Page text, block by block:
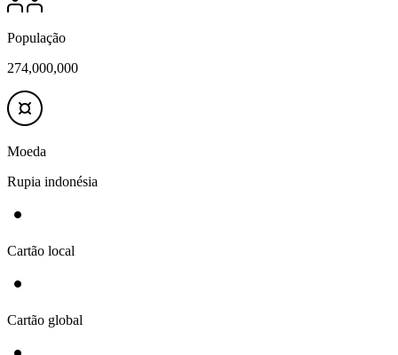
População
274,000,000
Moeda
Rupia indonésia
Cartão local
Cartão global